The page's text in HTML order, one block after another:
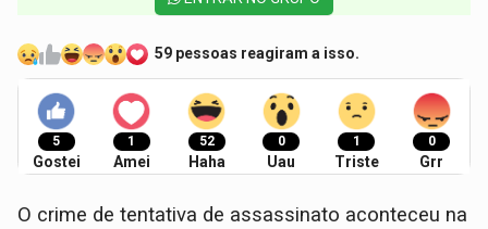
59 pessoas reagiram a isso.
5
Gostei
1
Amei
52
Haha
0
Uau
1
Triste
0
Grr
O crime de tentativa de assassinato aconteceu na